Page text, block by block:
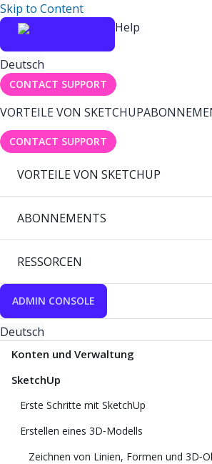
Skip to Content
Help
Deutsch
CONTACT SUPPORT
VORTEILE VON SKETCHUP
CONTACT SUPPORT
VORTEILE VON SKETCHUP
ABONNEMENTS
RESSORCEN
ADMIN CONSOLE
Deutsch
Konten und Verwaltung
SketchUp
Erste Schritte mit SketchUp
Erstellen eines 3D‑Modells
Zeichnen von Linien, Formen und